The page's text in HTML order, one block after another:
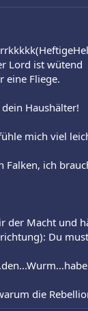
Lord ist wütend
eine Fliege.
Haushälter!
mich viel
Falken, ich
der Macht und
Du
die